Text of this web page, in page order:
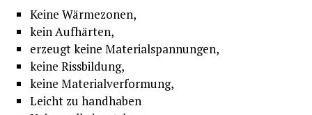
Keine Wärmezonen,
kein Aufhärten,
erzeugt keine Materialspannungen,
keine Rissbildung,
keine Materialverformung,
Leicht zu handhaben